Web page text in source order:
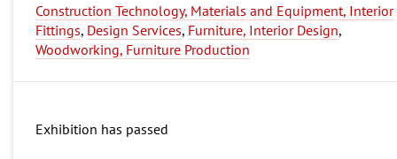
Construction Technology, Materials and Equipment, Interior
Fittings, Design Services, Furniture, Interior Design,
Woodworking, Furniture Production
Exhibition has passed